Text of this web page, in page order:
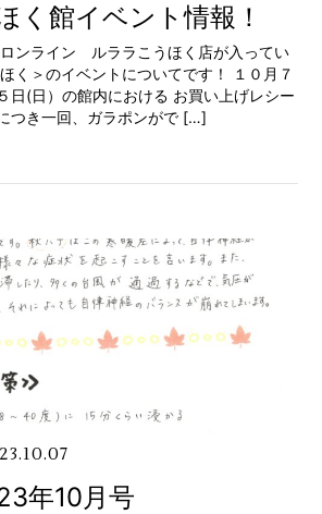
く館イベント情報！
ンライン ルララこうほく店が入ってい
く＞のイベントについてです！ １０月７
日(日）の館内における お買い上げレシー
つき一回、ガラポンがで […]
年10月号